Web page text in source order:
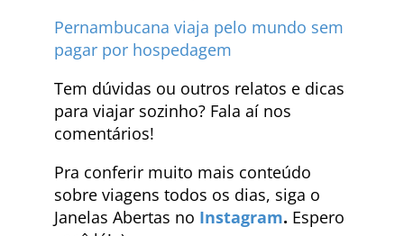
Pernambucana viaja pelo mundo sem
pagar por hospedagem
Tem dúvidas ou outros relatos e dicas
para viajar sozinho? Fala aí nos
comentários!
Pra conferir muito mais conteúdo
sobre viagens todos os dias, siga o
Janelas Abertas no Instagram. Espero